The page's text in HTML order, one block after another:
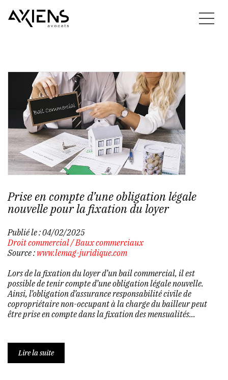
Prise en compte d’une obligation légale
nouvelle pour la fixation du loyer
Publié le :04/02/2025
Droit commercial/Baux commerciaux
Source : www.lemag-juridique.com
Lors de la fixation du loyer d’un bail commercial, il est
possible de tenir compte d’une obligation légale nouvelle.
Ainsi, l’obligation d’assurance responsabilité civile de
copropriétaire non-occupant à la charge du bailleur peut
être prise en compte dans la fixation des mensualités...
Lire la suite